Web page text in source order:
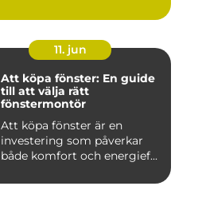
11. jun
Att köpa fönster: En guide
till att välja rätt
fönstermontör
Att köpa fönster är en
investering som påverkar
både komfort och energief...